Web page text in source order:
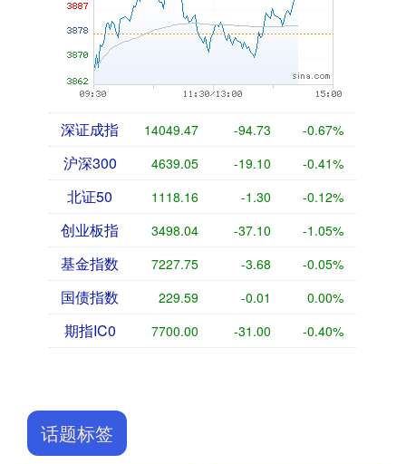
深证成指 14049.47 -94.73 -0.67%
沪深300 4639.05 -19.10 -0.41%
北证50 1118.16 -1.30 -0.12%
创业板指 3498.04 -37.10 -1.05%
基金指数 7227.75 -3.68 -0.05%
国债指数 229.59 -0.01 0.00%
期指IC0 7700.00 -31.00 -0.40%
话题标签